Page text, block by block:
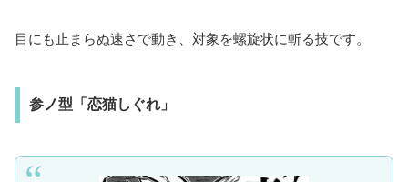
目にも止まらぬ速さで動き、対象を螺旋状に斬る技です。
参ノ型「恋猫しぐれ」